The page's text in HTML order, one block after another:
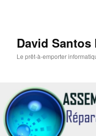
David
Le prêt-à-emporter